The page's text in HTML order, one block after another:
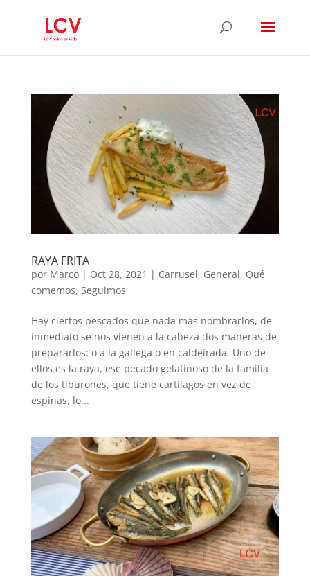
RAYA FRITA
por Marco| Oct 28, 2021 | Carrusel, General, Qué
comemos, Seguimos
Hay ciertos pescados que nada más nombrarlos, de
inmediato se nos vienen a la cabeza dos maneras de
prepararlos: o a la gallega o en caldeirada. Uno de
ellos es la raya, ese pecado gelatinoso de la familia
de los tiburones, que tiene cartílagos en vez de
espinas, lo...